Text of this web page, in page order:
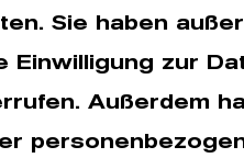
Sie haben
Einwilligung zur
Außerdem